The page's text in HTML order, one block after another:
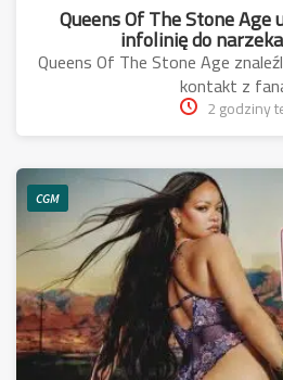
Queens Of The Stone Age
infolinię do
Queens Of The Stone Age
kontakt z
2 godziny
CGM